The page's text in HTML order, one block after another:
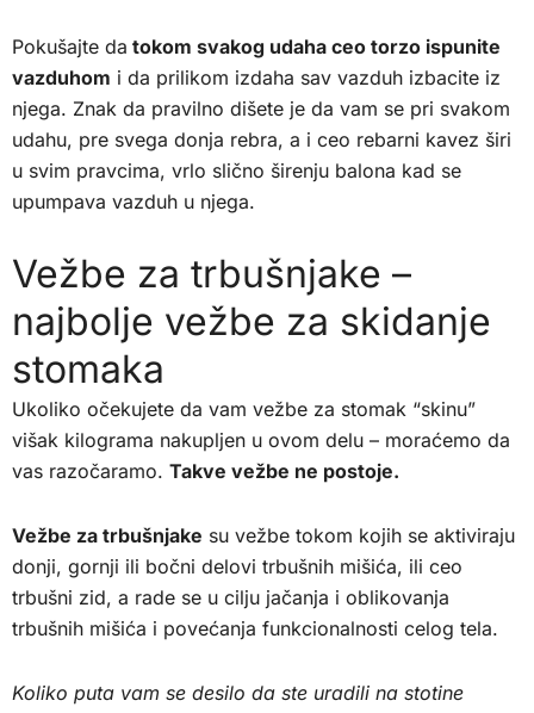
Pokušajte da tokom svakog udaha ceo torzo ispunite
vazduhom i da prilikom izdaha sav vazduh izbacite iz
njega. Znak da pravilno dišete je da vam se pri svakom
udahu, pre svega donja rebra, a i ceo rebarni kavez širi
u svim pravcima, vrlo slično širenju balona kad se
upumpava vazduh u njega.
Vežbe za trbušnjake –
najbolje vežbe za skidanje
stomaka
Ukoliko očekujete da vam vežbe za stomak “skinu”
višak kilograma nakupljen u ovom delu – moraćemo da
vas razočaramo. Takve vežbe ne postoje.
Vežbe za trbušnjake su vežbe tokom kojih se aktiviraju
donji, gornji ili bočni delovi trbušnih mišića, ili ceo
trbušni zid, a rade se u cilju jačanja i oblikovanja
trbušnih mišića i povećanja funkcionalnosti celog tela.
Koliko puta vam se desilo da ste uradili na stotine